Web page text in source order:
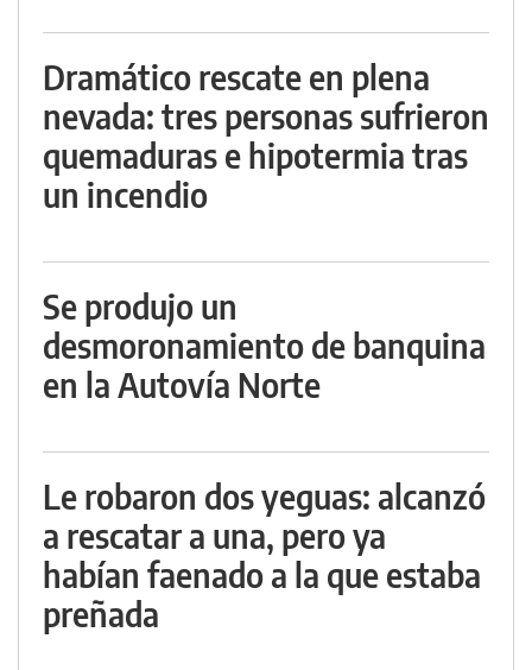
Dramático rescate en plena
nevada: tres personas sufrieron
quemaduras e hipotermia tras
un incendio
Se produjo un
desmoronamiento de banquina
en la Autovía Norte
Le robaron dos yeguas: alcanzó
a rescatar a una, pero ya
habían faenado a la que estaba
preñada